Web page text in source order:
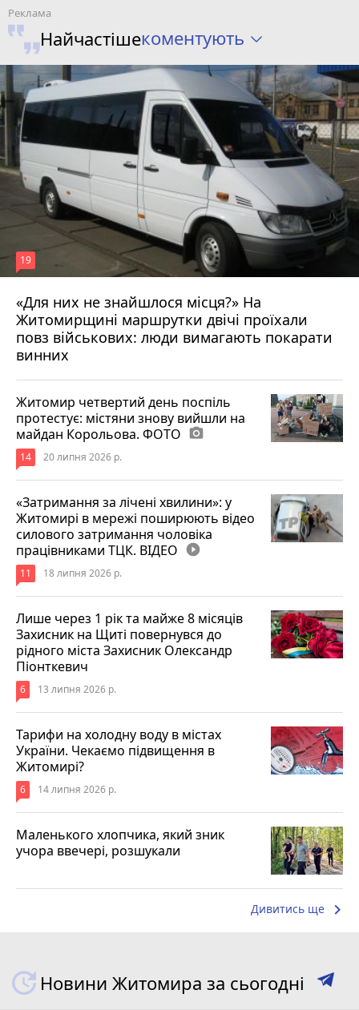
Найчастішекоментують
«Для них не знайшлося місця?» На
Житомирщині маршрутки двічі проїхали
повз військових: люди вимагають покарати
винних
19
17 липня 2026 р.
Житомир четвертий день поспіль
протестує: містяни знову вийшли на
майдан Корольова. ФОТО photo_camera
14 20 липня 2026 р.
«Затримання за лічені хвилини»: у
Житомирі в мережі поширюють відео
силового затримання чоловіка
працівниками ТЦК. ВІДЕО play_circle_filled
11 18 липня 2026 р.
Лише через 1 рік та майже 8 місяців
Захисник на Щиті повернувся до
рідного міста Захисник Олександр
Піонткевич
6 13 липня 2026 р.
Тарифи на холодну воду в містах
України. Чекаємо підвищення в
Житомирі?
6 14 липня 2026 р.
Маленького хлопчика, який зник
учора ввечері, розшукали
Дивитись ще keyboard_arrow_right
Новини Житомира за сьогодні